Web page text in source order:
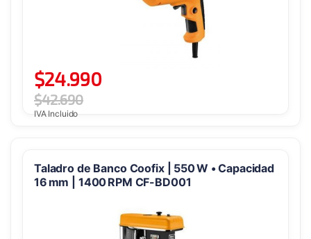
$24.990
$42.690
IVA Incluido
Taladro de Banco Coofix | 550 W • Capacidad
16 mm | 1400 RPM CF-BD001